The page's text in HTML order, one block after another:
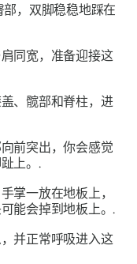
，双脚稳稳地踩在
同宽，准备迎接这
、髋部和脊柱，进
前突出，你会感觉
上。.
掌一放在地板上，
能会掉到地板上。.
并正常呼吸进入这